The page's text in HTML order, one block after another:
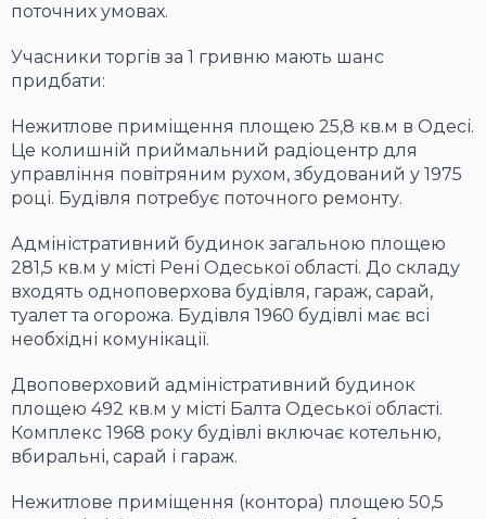
поточних умовах.
Учасники торгів за 1 гривню мають шанс
придбати:
Нежитлове приміщення площею 25,8 кв.м в Одесі.
Це колишній приймальний радіоцентр для
управління повітряним рухом, збудований у 1975
році. Будівля потребує поточного ремонту.
Адміністративний будинок загальною площею
281,5 кв.м у місті Рені Одеської області. До складу
входять одноповерхова будівля, гараж, сарай,
туалет та огорожа. Будівля 1960 будівлі має всі
необхідні комунікації.
Двоповерховий адміністративний будинок
площею 492 кв.м у місті Балта Одеської області.
Комплекс 1968 року будівлі включає котельню,
вбиральні, сарай і гараж.
Нежитлове приміщення (контора) площею 50,5